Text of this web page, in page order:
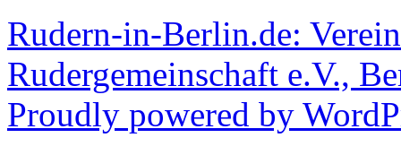
Rudern-in-Berlin.de:
Rudergemeinschaft e.V.,
Proudly powered by